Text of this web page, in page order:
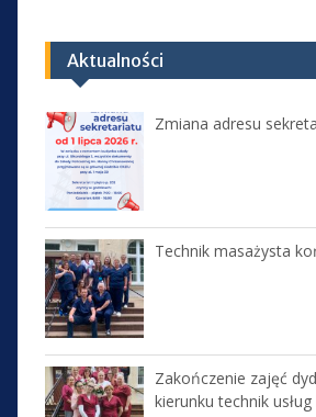
Aktualności
Zmiana adresu
Technik masażysta
Zakończenie zajęć
kierunku technik